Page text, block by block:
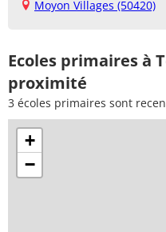
Moyon Villages (50420)
Ecoles primaires à
proximité
3 écoles primaires sont
+
−